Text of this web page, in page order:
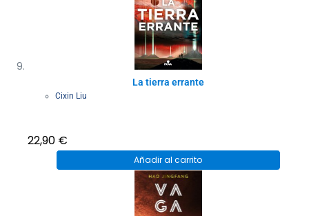
La tierra errante
Cixin Liu
22,90 €
Añadir al carrito